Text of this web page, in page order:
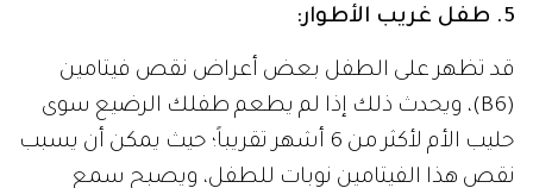
5. طفل غريب الأطوار:
قد تظهر على الطفل بعض أعراض نقص فيتامين
(B6)، ويحدث ذلك إذا لم يطعم طفلك الرضيع سوى
حليب الأم لأكثر من 6 أشهر تقريباً؛ حيث يمكن أن يسبب
نقص هذا الفيتامين نوبات للطفل، ويصبح سمع